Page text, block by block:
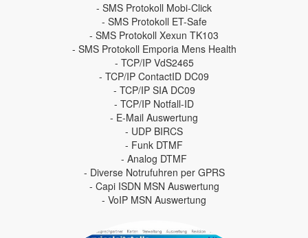
- SMS Protokoll Mobi-Click
- SMS Protokoll ET-Safe
- SMS Protokoll Xexun TK103
- SMS Protokoll Emporia Mens Health
- TCP/IP VdS2465
- TCP/IP ContactID DC09
- TCP/IP SIA DC09
- TCP/IP Notfall-ID
- E-Mail Auswertung
- UDP BIRCS
- Funk DTMF
- Analog DTMF
- Diverse Notrufuhren per GPRS
- Capi ISDN MSN Auswertung
- VoIP MSN Auswertung